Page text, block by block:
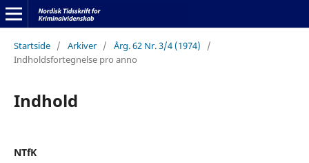
Startside / Arkiver / Årg. 62 Nr. 3/4 (1974)
/
Indholdsfortegnelse pro anno
Indhold
NTfK